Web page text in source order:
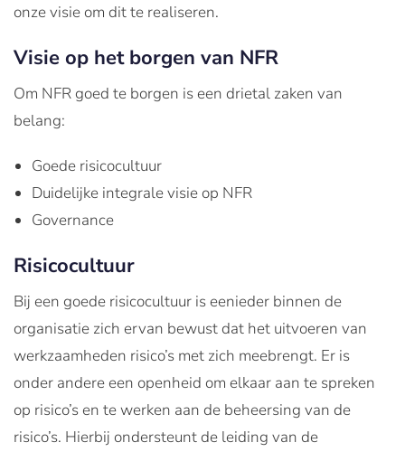
onze visie om dit te realiseren.
Visie op het borgen van NFR
Om NFR goed te borgen is een drietal zaken van
belang:
Goede risicocultuur
Duidelijke integrale visie op NFR
Governance
Risicocultuur
Bij een goede risicocultuur is eenieder binnen de
organisatie zich ervan bewust dat het uitvoeren van
werkzaamheden risico’s met zich meebrengt. Er is
onder andere een openheid om elkaar aan te spreken
op risico’s en te werken aan de beheersing van de
risico’s. Hierbij ondersteunt de leiding van de